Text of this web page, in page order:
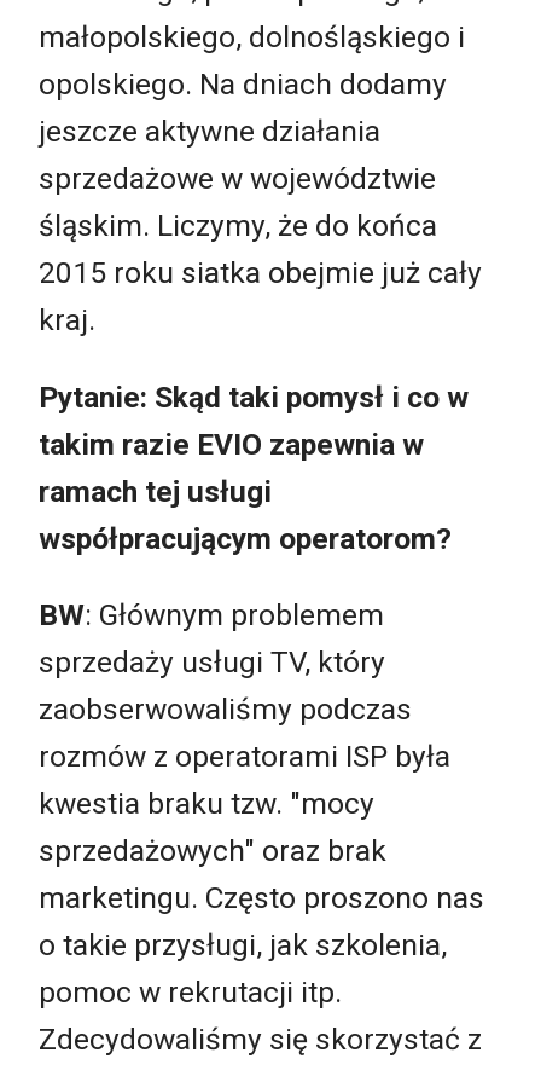
małopolskiego, dolnośląskiego i
opolskiego. Na dniach dodamy
jeszcze aktywne działania
sprzedażowe w województwie
śląskim. Liczymy, że do końca
2015 roku siatka obejmie już cały
kraj.
Pytanie: Skąd taki pomysł i co w
takim razie EVIO zapewnia w
ramach tej usługi
współpracującym operatorom?
BW: Głównym problemem
sprzedaży usługi TV, który
zaobserwowaliśmy podczas
rozmów z operatorami ISP była
kwestia braku tzw. "mocy
sprzedażowych" oraz brak
marketingu. Często proszono nas
o takie przysługi, jak szkolenia,
pomoc w rekrutacji itp.
Zdecydowaliśmy się skorzystać z